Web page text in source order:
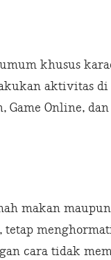
khusus
aktivitas di
Game Online,
makan
cara tidak